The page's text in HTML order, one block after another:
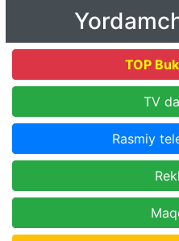
TOP
TV
Rasmiy